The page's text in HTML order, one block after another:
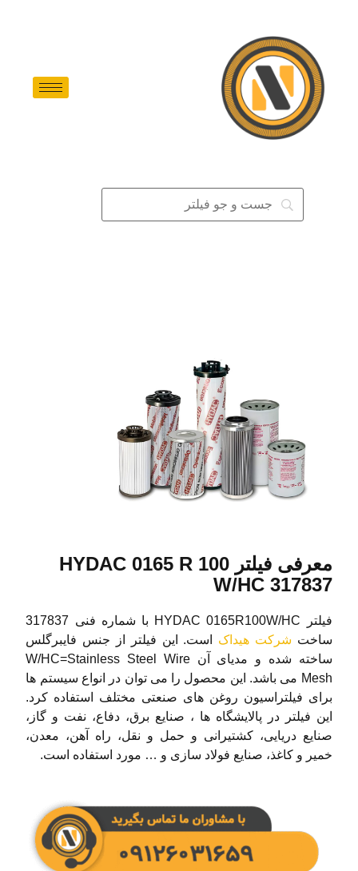
معرفی فیلتر HYDAC 0165 R 100
W/HC 317837
فیلتر HYDAC 0165R100W/HC با شماره فنی 317837
ساخت شرکت هیداک است. این فیلتر از جنس فایبرگلس
ساخته شده و مدیای آن W/HC=Stainless Steel Wire
Mesh می باشد. این محصول را می توان در انواع سیستم ها
برای فیلتراسیون روغن های صنعتی مختلف استفاده کرد.
این فیلتر در پالایشگاه ها ، صنایع برق، دفاع، نفت و گاز،
صنایع دریایی، کشتیرانی و حمل و نقل، راه آهن، معدن،
خمیر و کاغذ، صنایع فولاد سازی و … مورد استفاده است.